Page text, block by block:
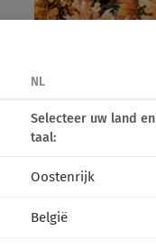
NL
Selecteer uw land en
taal:
Oostenrijk
België